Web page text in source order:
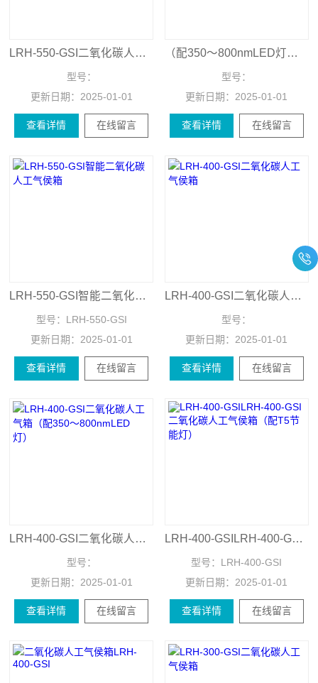
LRH-550-GSI二氧化碳人工气侯箱（配T5节能灯）
型号：
更新日期： 2025-01-01
查看详情 在线留言
（配350～800nmLED灯）LRH-550-GSI二氧化碳人工气箱
型号：
更新日期：2025-01-01
查看详情 在线留言
LRH-550-GSI智能二氧化碳人工气侯箱
型号： LRH-550-GSI
更新日期： 2025-01-01
查看详情 在线留言
LRH-400-GSI二氧化碳人工气侯箱
型号：
更新日期： 2025-01-01
查看详情 在线留言
LRH-400-GSI二氧化碳人工气箱（配350～800nmLED灯）
型号：
更新日期： 2025-01-01
查看详情 在线留言
LRH-400-GSILRH-400-GSI二氧化碳人工气侯箱（配T5节能灯）
型号： LRH-400-GSI
更新日期： 2025-01-01
查看详情 在线留言